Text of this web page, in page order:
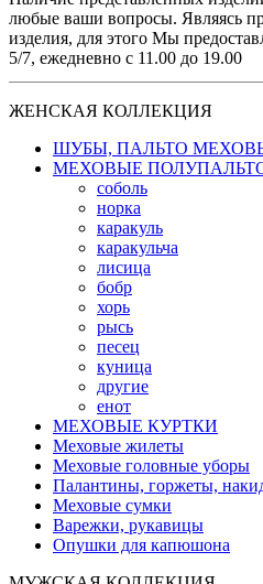
любые ваши вопросы. Являясь
изделия, для этого Мы
5/7, ежедневно с 11.00 до 19.00
ЖЕНСКАЯ КОЛЛЕКЦИЯ
ШУБЫ, ПАЛЬТО
МЕХОВЫЕ
соболь
норка
каракуль
каракульча
лисица
бобр
хорь
рысь
песец
куница
другие
енот
МЕХОВЫЕ КУРТКИ
Меховые жилеты
Меховые головные уборы
Палантины, горжеты,
Меховые сумки
Варежки, рукавицы
Опушки для капюшона